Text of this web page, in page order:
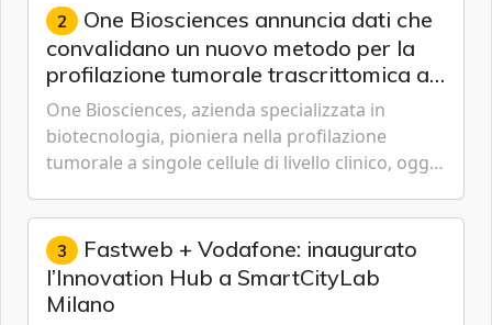
2 One Biosciences annuncia dati che
convalidano un nuovo metodo per la
profilazione tumorale trascrittomica a
singole cellule da campioni istologici
One Biosciences, azienda specializzata in
biotecnologia, pioniera nella profilazione
tumorale a singole cellule di livello clinico, oggi
espressione dell'...
3 Fastweb + Vodafone: inaugurato
l’Innovation Hub a SmartCityLab
Milano